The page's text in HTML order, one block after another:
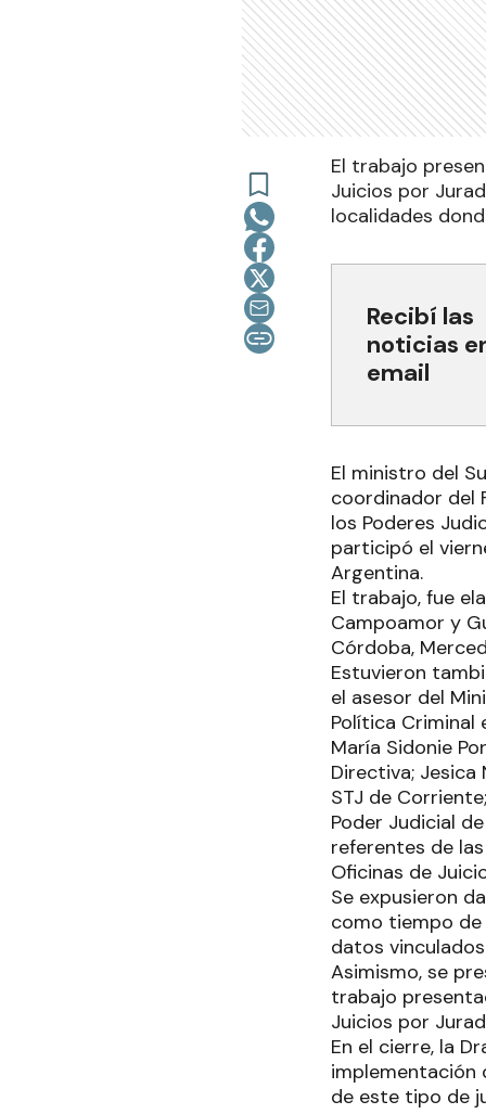
El trabajo
Juicios por
localidades
Recibí las
noticias
email
El ministro del
coordinador del
los Poderes
participó el
Argentina.
El trabajo, fue
Campoamor y
Córdoba,
Estuvieron
el asesor del
Política Criminal
María Sidonie
Directiva; Jesica
STJ de
Poder Judicial
referentes de
Oficinas de
Se expusieron
como tiempo de
datos
Asimismo, se
trabajo
Juicios por
En el cierre, la
implementación
de este tipo de